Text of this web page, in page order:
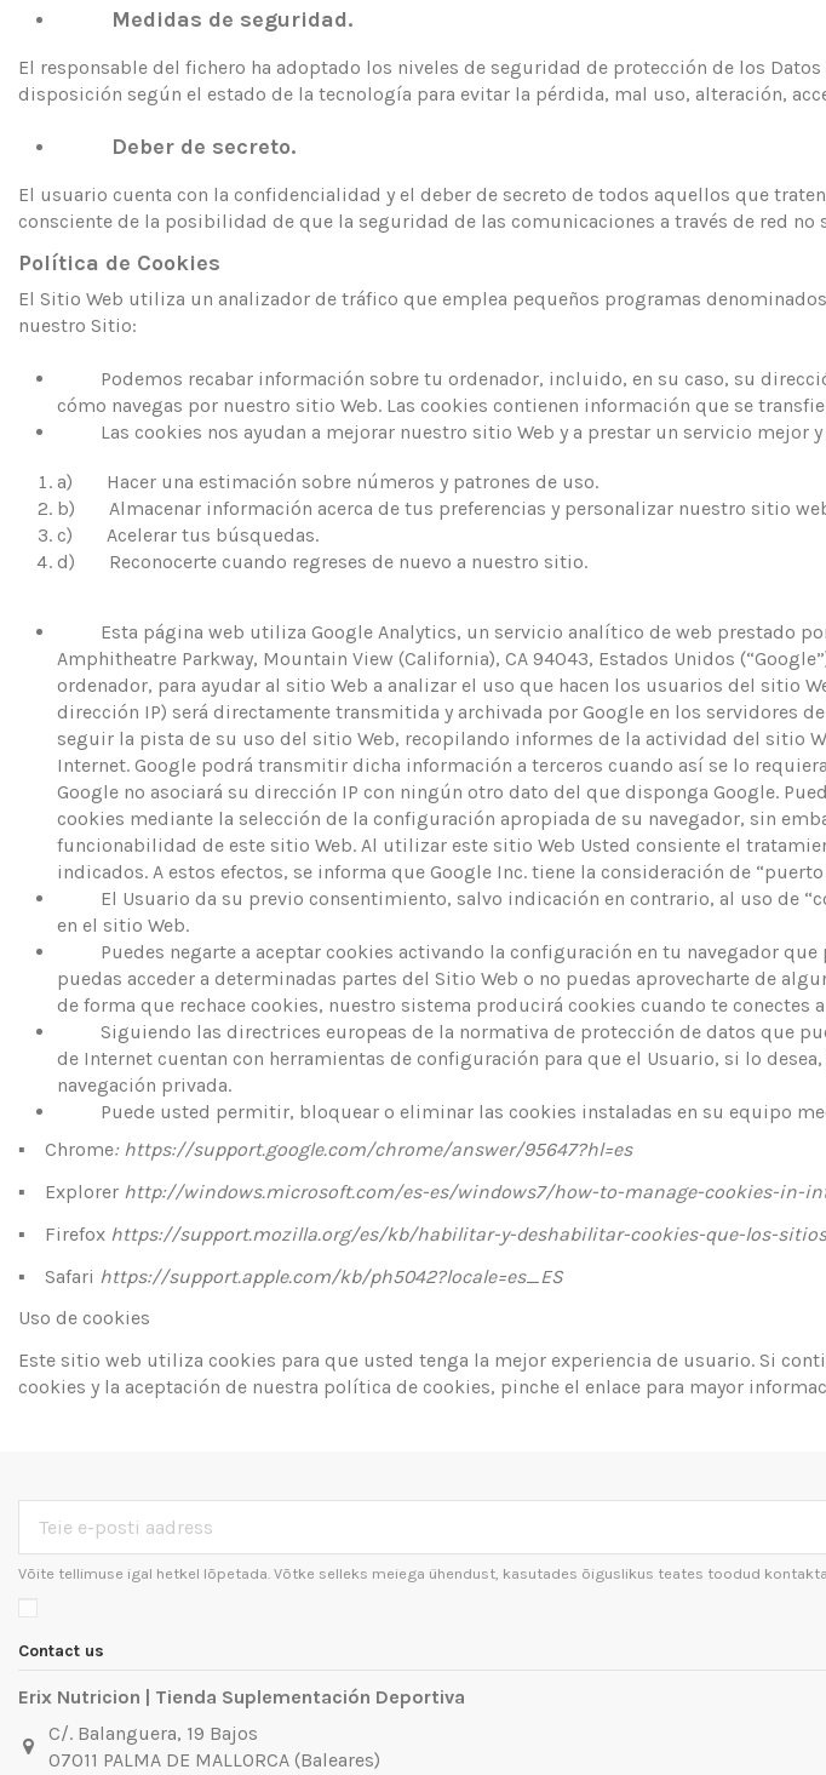
Medidas de seguridad.
El responsable del fichero ha adoptado los niveles de seguridad de protección de los
disposición según el estado de la tecnología para evitar la pérdida, mal uso, alteración,
Deber de secreto.
El usuario cuenta con la confidencialidad y el deber de secreto de todos aquellos que
consciente de la posibilidad de que la seguridad de las comunicaciones a través de red no
Política de Cookies
El Sitio Web utiliza un analizador de tráfico que emplea pequeños programas
nuestro Sitio:
Podemos recabar información sobre tu ordenador, incluido, en su caso, su
cómo navegas por nuestro sitio Web. Las cookies contienen información que se
Las cookies nos ayudan a mejorar nuestro sitio Web y a prestar un servicio mejor y
a) Hacer una estimación sobre números y patrones de uso.
b) Almacenar información acerca de tus preferencias y personalizar nuestro sitio
c) Acelerar tus búsquedas.
d) Reconocerte cuando regreses de nuevo a nuestro sitio.
Esta página web utiliza Google Analytics, un servicio analítico de web prestado
Amphitheatre Parkway, Mountain View (California), CA 94043, Estados Unidos
ordenador, para ayudar al sitio Web a analizar el uso que hacen los usuarios del sitio
dirección IP) será directamente transmitida y archivada por Google en los servidores
seguir la pista de su uso del sitio Web, recopilando informes de la actividad del sitio
Internet. Google podrá transmitir dicha información a terceros cuando así se lo
Google no asociará su dirección IP con ningún otro dato del que disponga Google.
cookies mediante la selección de la configuración apropiada de su navegador, sin
funcionabilidad de este sitio Web. Al utilizar este sitio Web Usted consiente el
indicados. A estos efectos, se informa que Google Inc. tiene la consideración de
El Usuario da su previo consentimiento, salvo indicación en contrario, al uso de
en el sitio Web.
Puedes negarte a aceptar cookies activando la configuración en tu navegador que
puedas acceder a determinadas partes del Sitio Web o no puedas aprovecharte de
de forma que rechace cookies, nuestro sistema producirá cookies cuando te conectes
Siguiendo las directrices europeas de la normativa de protección de datos que
de Internet cuentan con herramientas de configuración para que el Usuario, si lo
navegación privada.
Puede usted permitir, bloquear o eliminar las cookies instaladas en su equipo
▪ Chrome: https://support.google.com/chrome/answer/95647?hl=es
▪ Explorer http://windows.microsoft.com/es-es/windows7/how-to-manage-cookies-in-
▪ Firefox https://support.mozilla.org/es/kb/habilitar-y-deshabilitar-cookies-que-los-
▪ Safari https://support.apple.com/kb/ph5042?locale=es_ES
Uso de cookies
Este sitio web utiliza cookies para que usted tenga la mejor experiencia de usuario. Si
cookies y la aceptación de nuestra política de cookies, pinche el enlace para mayor
Võite tellimuse igal hetkel lõpetada. Võtke selleks meiega ühendust, kasutades õiguslikus teates toodud
Contact us
Erix Nutricion | Tienda Suplementación Deportiva
C/. Balanguera, 19 Bajos
07011 PALMA DE MALLORCA (Baleares)